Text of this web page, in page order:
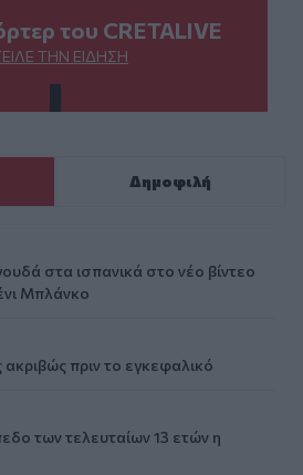
του CRETALIVE
ΤΗΝ ΕΊΔΗΣΗ
Δημοφιλή
στα ισπανικά στο νέο βίντεο
Μπλάνκο
ακριβώς πριν το εγκεφαλικό
των τελευταίων 13 ετών η